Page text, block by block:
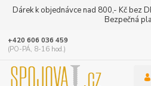
Dárek k objednávce nad 800,- Kč bez
Bezpečná
+420 606 036 459
(PO-PÁ, 8-16 hod.)